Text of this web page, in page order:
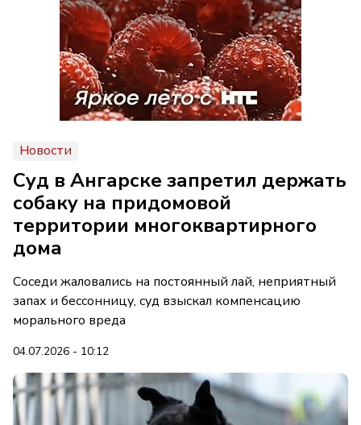
Новости
Суд в Ангарске запретил держать
собаку на придомовой
территории многоквартирного
дома
Соседи жаловались на постоянный лай, неприятный
запах и бессонницу, суд взыскал компенсацию
морального вреда
04.07.2026 - 10:12